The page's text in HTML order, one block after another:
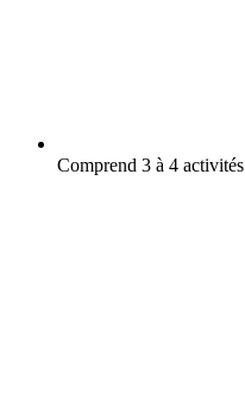
Comprend 3 à 4 activités